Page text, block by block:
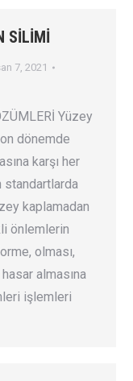
SİLİMİ
7, 2021
Yüzey
dönemde
karşı her
standartlarda
kaplamadan
önlemlerin
olması,
almasına
işlemleri